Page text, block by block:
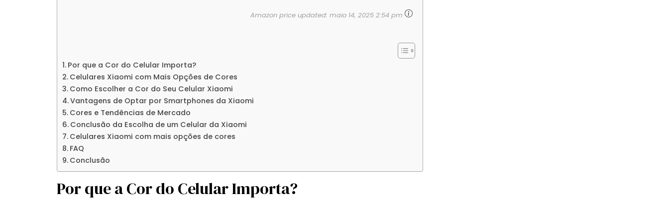
Amazon price updated: maio 14, 2025 2:54 pm
Por que a Cor do Celular Importa?
Celulares Xiaomi com Mais Opções de Cores
Como Escolher a Cor do Seu Celular Xiaomi
Vantagens de Optar por Smartphones da Xiaomi
Cores e Tendências de Mercado
Conclusão da Escolha de um Celular da Xiaomi
Celulares Xiaomi com mais opções de cores
FAQ
Conclusão
Por que a Cor do Celular Importa?